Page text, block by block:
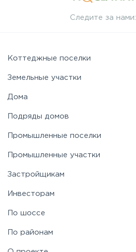
Следите за нами:
Коттеджные поселки
Земельные участки
Дома
Подряды домов
Промышленные поселки
Промышленные участки
Застройщикам
Инвесторам
По шоссе
По районам